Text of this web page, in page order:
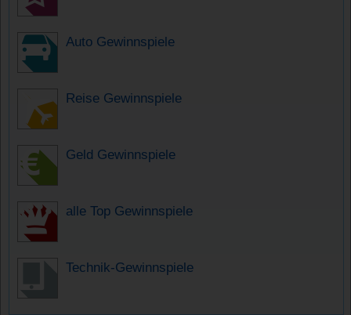
Auto Gewinnspiele
Reise Gewinnspiele
Geld Gewinnspiele
alle Top Gewinnspiele
Technik-Gewinnspiele